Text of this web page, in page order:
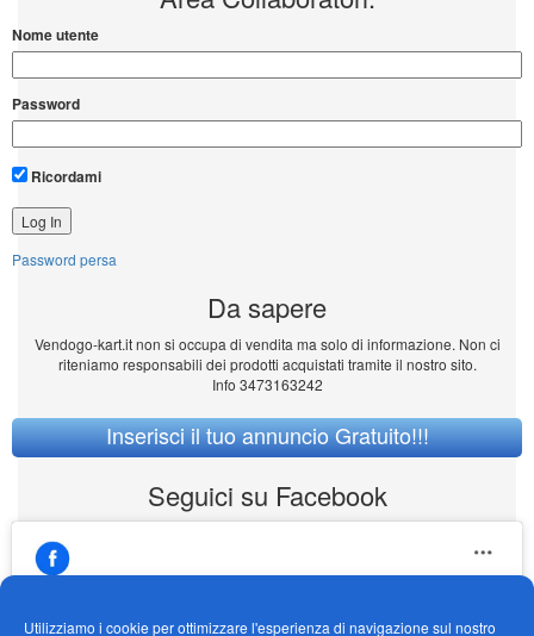
Utilizziamo i cookie per ottimizzare l'esperienza di navigazione sul nostro
Nome utente
Password
Ricordami
Password persa
Da sapere
Vendogo-kart.it non si occupa di vendita ma solo di informazione. Non ci
riteniamo responsabili dei prodotti acquistati tramite il nostro sito.
Info 3473163242
Inserisci il tuo annuncio Gratuito!!!
Seguici su Facebook